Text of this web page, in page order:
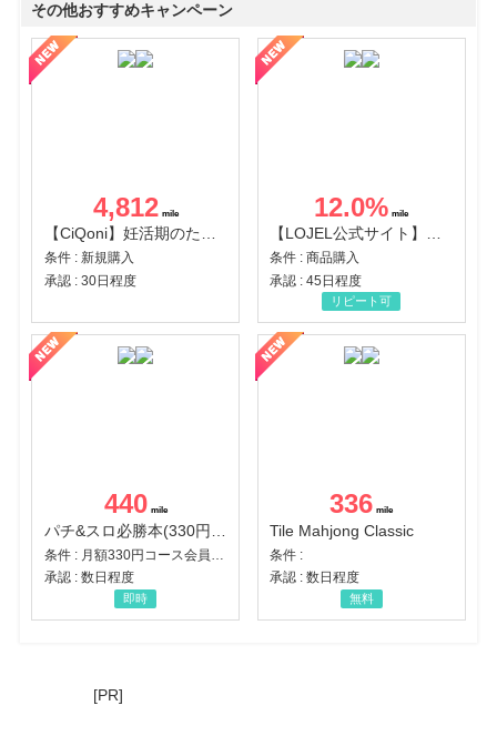
その他おすすめキャンペーン
4,812
【CiQoni】妊活期のための葉酸サプリ
条件 : 新規購入
承認 : 30日程度
12.0%
【LOJEL公式サイト】スーツケース・バッグ
条件 : 商品購入
承認 : 45日程度
リピート可
440
承認 : 数日程度
即時
336
Tile Mahjong Classic
条件 :
承認 : 数日程度
無料
[PR]